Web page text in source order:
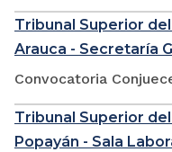
Tribunal Superior
Arauca - Secretaría
Convocatoria
Tribunal Superior
Popayán - Sala